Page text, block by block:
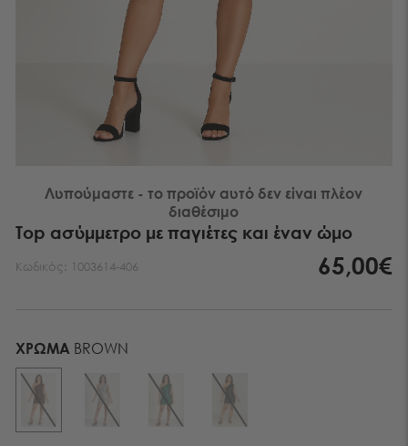
Λυπούμαστε - το προϊόν αυτό δεν είναι πλέον
διαθέσιμο
Top ασύμμετρο με παγιέτες και έναν ώμο
Κωδικός: 1003614-406 65,00€
ΧΡΏΜΑ BROWN